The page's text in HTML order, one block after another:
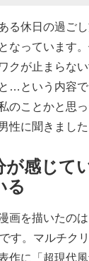
る休日の過ご
なっています
クが止まらな
…という内容
のことかと思
性に聞きました
が感じて
る
画を描いたの
です。マルチク
作に「超現代